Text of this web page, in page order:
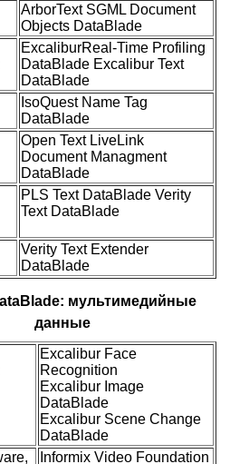
ArborText SGML Document
Objects DataBlade
ExcaliburReal-Time Profiling
DataBlade Excalibur Text
DataBlade
IsoQuest Name Tag
DataBlade
Open Text LiveLink
Document Managment
DataBlade
PLS Text DataBlade Verity
Text DataBlade
Verity Text Extender
DataBlade
мультимедийные
данные
Excalibur Face
Recognition
Excalibur Image
DataBlade
Excalibur Scene Change
DataBlade
Informix Video Foundation